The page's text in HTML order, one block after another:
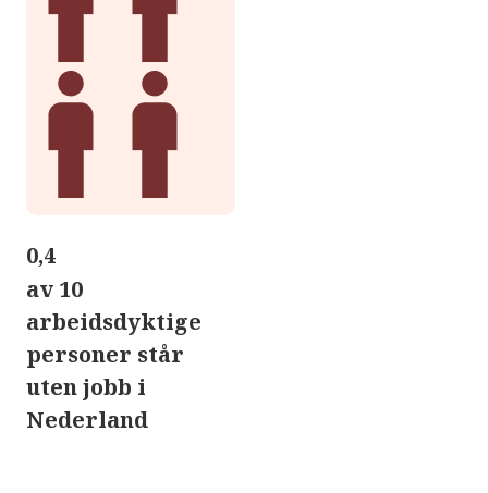
0,4
av 10
arbeidsdyktige
personer står
uten jobb i
Nederland